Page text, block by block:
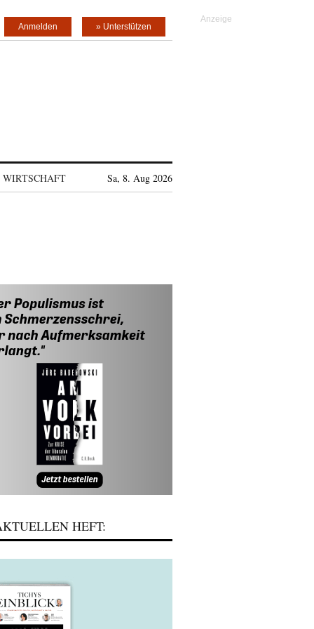
» Unterstützen
Anmelden
WIRTSCHAFT Sa, 8. Aug 2026
HEFT: